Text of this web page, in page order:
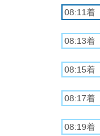
08:11着
08:13着
08:15着
08:17着
08:19着